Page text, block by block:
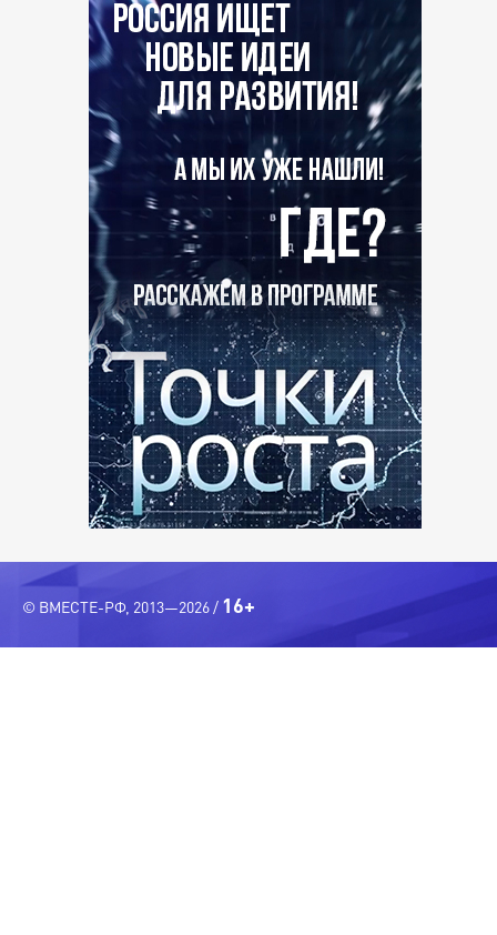
© ВМЕСТЕ-РФ, 2013—2026 / 16+